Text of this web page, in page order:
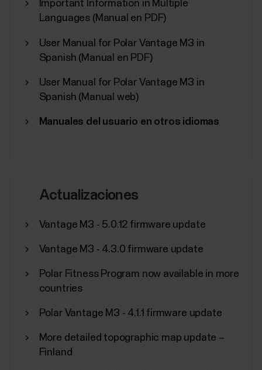
Cuando entrenas, los diferentes sistemas de tu
cuerpo se tensan. Con Training Load Pro, obtienes
una visión holística del esfuerzo que suponen tus
sesiones de entrenamiento para los distintos
sistemas del cuerpo y cómo esto afecta a tu
rendimiento. Training Load Pro te indica la carga de...
Perfiles de deporte de Polar
deporte compatibles con Polar Flow y los
deporte a la vez para tu dispositivo Polar. Consulta
vistas de entrenamiento en Polar Flow? para
obtener más...
Important Information in Multiple
Languages (Manual en PDF)
User Manual for Polar Vantage M3 in
Spanish (Manual en PDF)
User Manual for Polar Vantage M3 in
Spanish (Manual web)
Manuales del usuario en otros idiomas
Actualizaciones
Vantage M3 - 5.0.12 firmware update
Vantage M3 - 4.3.0 firmware update
Polar Fitness Program now available in more
countries
Polar Vantage M3 - 4.1.1 firmware update
More detailed topographic map update –
Finland